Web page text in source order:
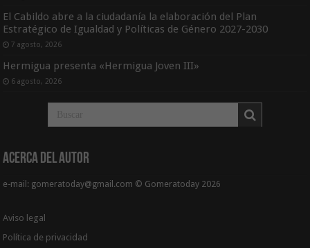
El Cabildo abre a la ciudadanía la elaboración del Plan
Estratégico de Igualdad y Políticas de Género 2027-2030
7 agosto, 2026
Hermigua presenta «Hermigua Joven III»
6 agosto, 2026
Acerca del Autor
e-mail: gomeratoday@gmail.com © Gomeratoday 2026
Aviso legal
Política de privacidad